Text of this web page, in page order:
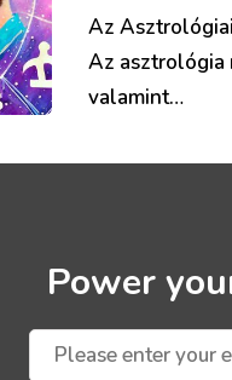
Az
Az asztrológia
valamint…
Power